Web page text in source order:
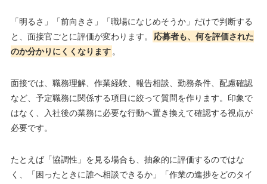
「明るさ」「前向きさ」「職場になじめそうか」だけで判断する
と、面接官ごとに評価が変わります。
応募者も、何を評価された
のか分かりにくくなります。
面接では、職務理解、作業経験、報告相談、勤務条件、配慮確認
など、予定職務に関係する項目に絞って質問を作ります。印象で
はなく、入社後の業務に必要な行動へ置き換えて確認する視点が
必要です。
たとえば「協調性」を見る場合も、抽象的に評価するのではな
く、「困ったときに誰へ相談できるか」「作業の進捗をどのタイ